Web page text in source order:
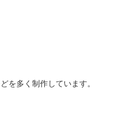
を多く制作しています。